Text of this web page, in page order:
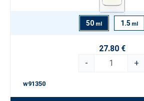
50 ml 1.5 ml
27.80 €
-
+
w91350